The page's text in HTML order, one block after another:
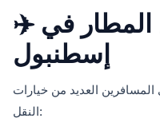
✈️ خيارات النقل من المطار في
إسطنبول
العديد من خيارات
النقل: